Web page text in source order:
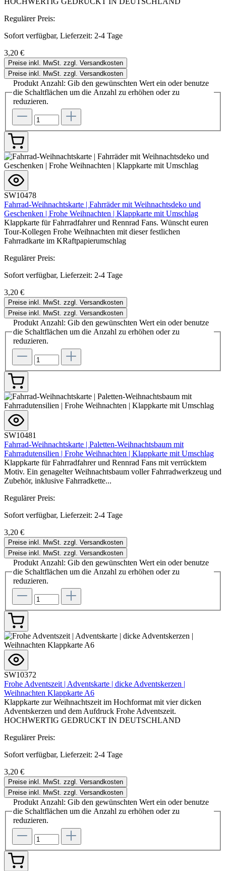
Regulärer Preis:
Sofort verfügbar, Lieferzeit: 2-4 Tage
3,20 €
Preise inkl. MwSt. zzgl. Versandkosten
Preise inkl. MwSt. zzgl. Versandkosten
Produkt Anzahl: Gib den gewünschten Wert ein oder benutze
die Schaltflächen um die Anzahl zu erhöhen oder zu
reduzieren.
SW10478
Fahrrad-Weihnachtskarte | Fahrräder mit Weihnachtsdeko und
Geschenken | Frohe Weihnachten | Klappkarte mit Umschlag
Klappkarte für Fahrradfahrer und Rennrad Fans. Wünscht euren
Tour-Kollegen Frohe Weihnachten mit dieser festlichen
Fahrradkarte im KRaftpapierumschlag
Regulärer Preis:
Sofort verfügbar, Lieferzeit: 2-4 Tage
3,20 €
Preise inkl. MwSt. zzgl. Versandkosten
Preise inkl. MwSt. zzgl. Versandkosten
Produkt Anzahl: Gib den gewünschten Wert ein oder benutze
die Schaltflächen um die Anzahl zu erhöhen oder zu
reduzieren.
SW10481
Fahrrad-Weihnachtskarte | Paletten-Weihnachtsbaum mit
Fahrradutensilien | Frohe Weihnachten | Klappkarte mit Umschlag
Klappkarte für Fahrradfahrer und Rennrad Fans mit verrücktem
Motiv. Ein genagelter Weihnachtsbaum voller Fahrradwerkzeug und
Zubehör, inklusive Fahrradkette...
Regulärer Preis:
Sofort verfügbar, Lieferzeit: 2-4 Tage
3,20 €
Preise inkl. MwSt. zzgl. Versandkosten
Preise inkl. MwSt. zzgl. Versandkosten
Produkt Anzahl: Gib den gewünschten Wert ein oder benutze
die Schaltflächen um die Anzahl zu erhöhen oder zu
reduzieren.
SW10372
Frohe Adventszeit | Adventskarte | dicke Adventskerzen |
Weihnachten Klappkarte A6
Klappkarte zur Weihnachtszeit im Hochformat mit vier dicken
Adventskerzen und dem Aufdruck Frohe Adventszeit.
HOCHWERTIG GEDRUCKT IN DEUTSCHLAND
Regulärer Preis:
Sofort verfügbar, Lieferzeit: 2-4 Tage
3,20 €
Preise inkl. MwSt. zzgl. Versandkosten
Preise inkl. MwSt. zzgl. Versandkosten
Produkt Anzahl: Gib den gewünschten Wert ein oder benutze
die Schaltflächen um die Anzahl zu erhöhen oder zu
reduzieren.